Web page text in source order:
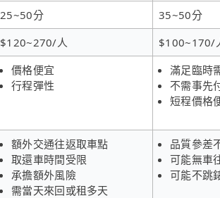
25~50分
35~50分
$120~270/人
$100~170/
價格便宜
行程彈性
滿足臨時
不需事先
短程價格
額外交通往返取車點
取還車時間受限
承擔額外風險
需當天來回或租多天
品質參差
可能無車
可能不跳